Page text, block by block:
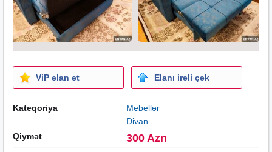
ViP elan et Elanı irəli çək
Kateqoriya
Mebellər
Divan
Qiymət
300 Azn